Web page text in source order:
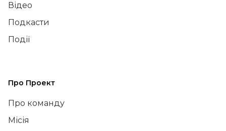
Відео
Подкасти
Події
Про Проект
Про команду
Місія